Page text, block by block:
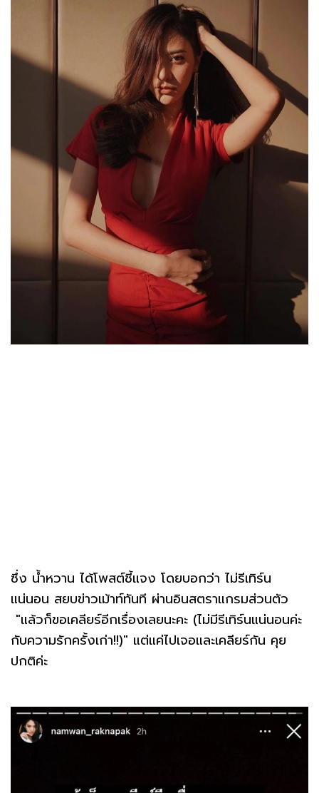
ซึ่ง น้ำหวาน ได้โพสต์ชี้แจง โดยบอกว่า ไม่รีเทิร์น
แน่นอน สยบข่าวเม้าท์ทันที ผ่านอินสตราแกรมส่วนตัว
"แล้วก็ขอเคลียร์อีกเรื่องเลยนะคะ (ไม่มีรีเทิร์นแน่นอนค่ะ
กับความรักครั้งเก่า!!)" แต่แค่ไปเจอและเคลียร์กัน คุย
ปกติค่ะ